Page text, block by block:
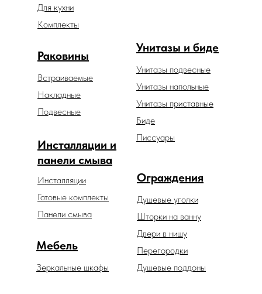
Унитазы и биде
Унитазы подвесные
Унитазы напольные
Унитазы приставные
Раковины
Встраиваемые
Накладные
Подвесные
Для кухни
Зеркальные шкафы
Мебель
Ограждения
Душевые уголки
Шторки на ванну
Двери в нишу
Перегородки
Биде
Душевые поддоны
Инсталляции и
панели смыва
Инсталляции
Готовые комплекты
Панели смыва
Комплекты
Писсуары